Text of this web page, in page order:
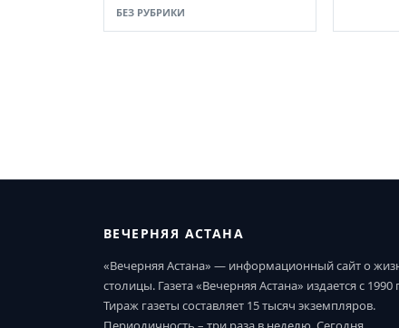
БЕЗ РУБРИКИ
ВЕЧЕРНЯЯ АСТАНА
«Вечерняя Астана» — информационный сайт о
столицы. Газета «Вечерняя Астана» издается с 1990
Тираж газеты составляет 15 тысяч экземпляров.